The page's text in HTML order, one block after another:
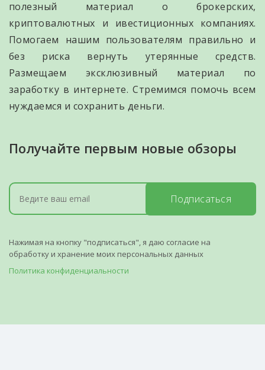
полезный материал о брокерских,
криптовалютных и ивестиционных компаниях.
Помогаем нашим пользователям правильно и
без риска вернуть утерянные средств.
Размещаем эксклюзивный материал по
заработку в интернете. Стремимся помочь всем
нуждаемся и сохранить деньги.
Получайте первым новые обзоры
Подписаться
Нажимая на кнопку "подписаться", я даю согласие на
обработку и хранение моих персональных данных
Политика конфиденциальности